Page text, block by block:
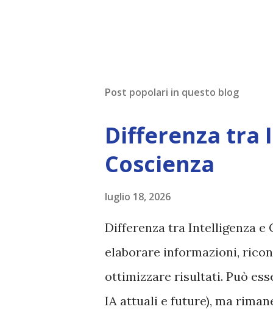
Post popolari in questo blog
Differenza tra
Coscienza
luglio 18, 2026
Differenza tra Intelligenza e
elaborare informazioni,
ottimizzare risultati. Può
IA attuali e future), ma